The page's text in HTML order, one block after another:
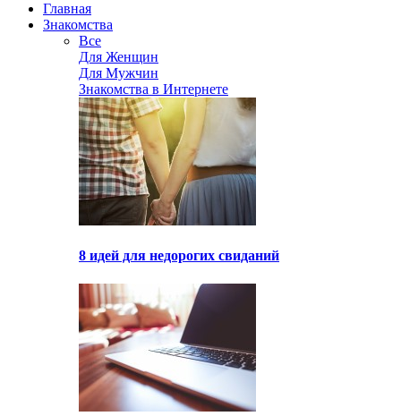
Главная
Знакомства
Все
Для Женщин
Для Мужчин
Знакомства в Интернете
8 идей для недорогих свиданий